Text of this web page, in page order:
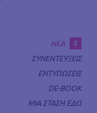
ΝΕΑ #
ΣΥΝΕΝΤΕΥΞΕΙΣ
ΕΝΤΥΠΩΣΕΙΣ
DE-BOOK
ΜΙΑ ΣΤΑΣΗ ΕΔΩ